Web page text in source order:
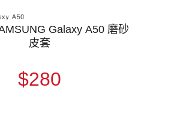
Galaxy A50 磨砂
皮套
$280